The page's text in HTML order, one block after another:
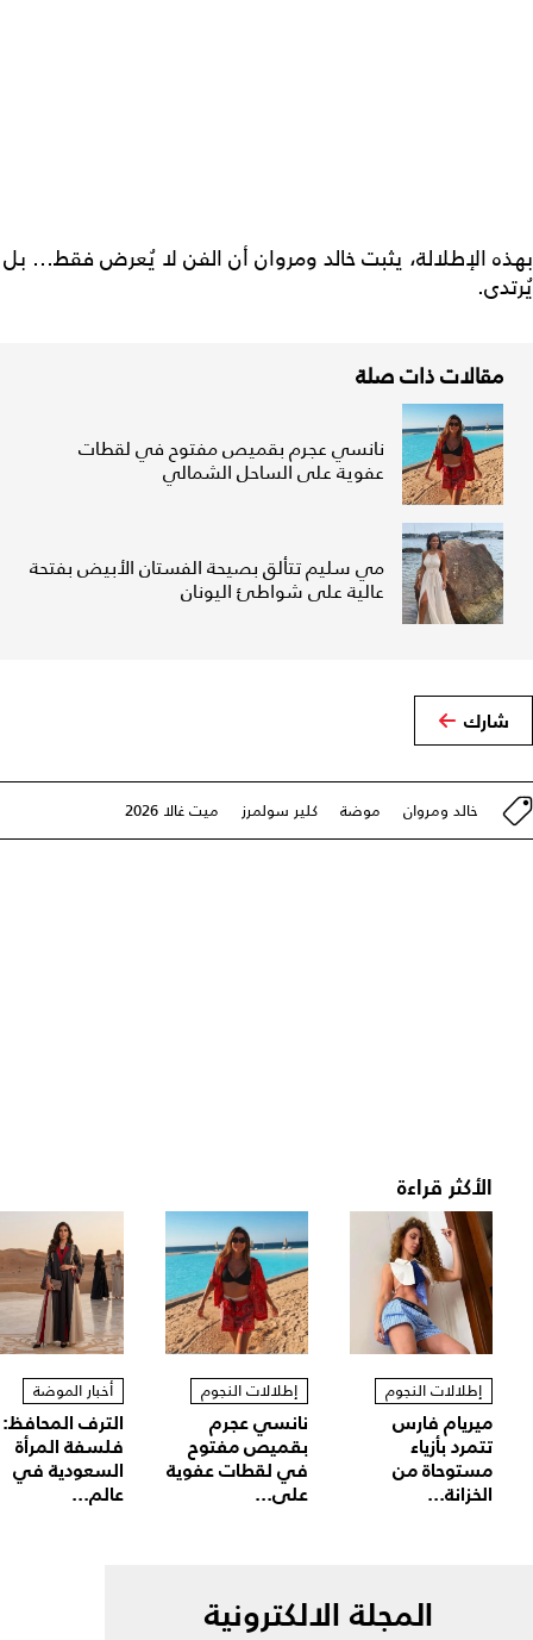
بهذه الإطلالة، يثبت خالد ومروان أن الفن لا يُعرض فقط… بل
يُرتدى.
مقالات ذات صلة
نانسي عجرم بقميص مفتوح في لقطات
عفوية على الساحل الشمالي
مي سليم تتألق بصيحة الفستان الأبيض بفتحة
عالية على شواطئ اليونان
شارك
خالد ومروان موضة كلير سولمرز ميت غالا 2026
الأكثر قراءة
إطلالات النجوم
ميريام فارس
تتمرد بأزياء
مستوحاة من
الخزانة...
إطلالات النجوم
نانسي عجرم
بقميص مفتوح
في لقطات عفوية
على...
أخبار الموضة
الترف المحافظ:
فلسفة المرأة
السعودية في
عالم...
المجلة الالكترونية